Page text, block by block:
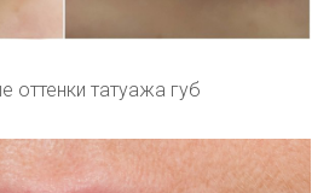
оттенки татуажа губ